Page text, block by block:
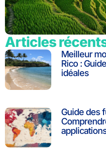
Articles
Meilleur
Rico :
idéales
Guide des